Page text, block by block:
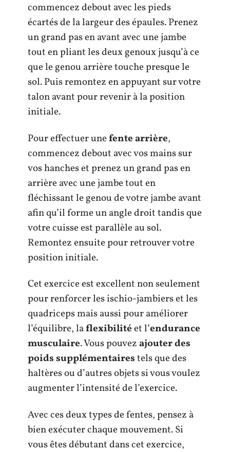
commencez debout avec les pieds
écartés de la largeur des épaules. Prenez
un grand pas en avant avec une jambe
tout en pliant les deux genoux jusqu’à ce
que le genou arrière touche presque le
sol. Puis remontez en appuyant sur votre
talon avant pour revenir à la position
initiale.
Pour effectuer unefente arrière,
commencez debout avec vos mains sur
vos hanches et prenez un grand pas en
arrière avec une jambe tout en
fléchissant le genou de votre jambe avant
afin qu’il forme un angle droit tandis que
votre cuisse est parallèle au sol.
Remontez ensuite pour retrouver votre
position initiale.
Cet exercice est excellent non seulement
pour renforcer les ischio-jambiers et les
quadriceps mais aussi pour améliorer
l’équilibre, laflexibilitéet l’endurance
musculaire. Vous pouvezajouter des
poids supplémentairestels que des
haltères ou d’autres objets si vous voulez
augmenter l’intensité de l’exercice.
Avec ces deux types de fentes, pensez à
bien exécuter chaque mouvement. Si
vous êtes débutant dans cet exercice,